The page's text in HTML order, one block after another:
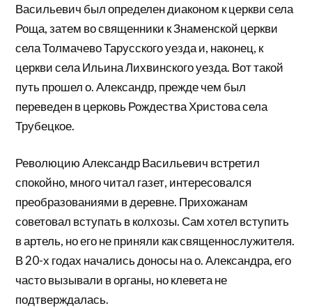
Васильевич был определен диаконом к церкви села
Роща, затем во священники к Знаменской церкви
села Толмачево Тарусского уезда и, наконец, к
церкви села Ильина Лихвинского уезда. Вот такой
путь прошел о. Александр, прежде чем был
переведен в церковь Рождества Христова села
Трубецкое.
Революцию Александр Васильевич встретил
спокойно, много читал газет, интересовался
преобразованиями в деревне. Прихожанам
советовал вступать в колхозы. Сам хотел вступить
в артель, но его не приняли как священнослужителя.
В 20-х годах начались доносы на о. Александра, его
часто вызывали в органы, но клевета не
подтверждалась.